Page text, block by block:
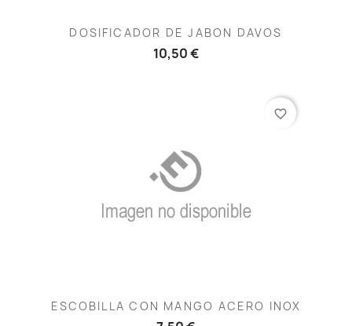
DOSIFICADOR DE JABON DAVOS
10,50 €
ESCOBILLA CON MANGO ACERO INOX
favorite_border